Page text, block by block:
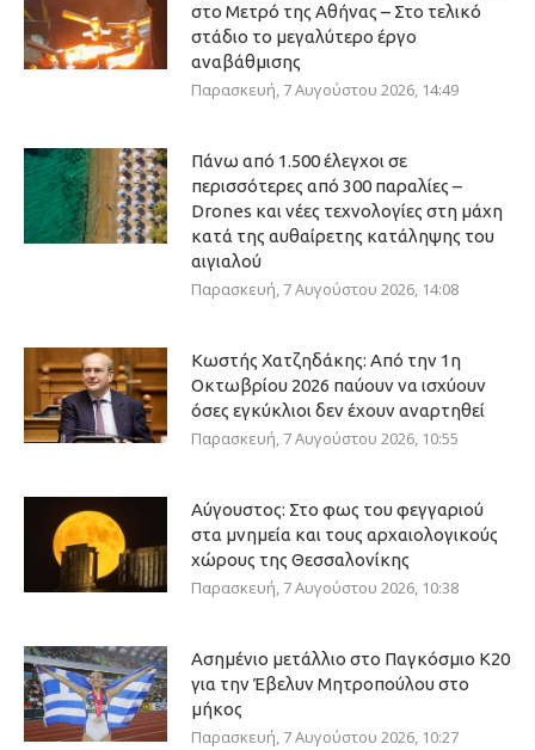
στο Μετρό της Αθήνας – Στο τελικό
στάδιο το μεγαλύτερο έργο
αναβάθμισης
Παρασκευή, 7 Αυγούστου 2026, 14:49
Πάνω από 1.500 έλεγχοι σε
περισσότερες από 300 παραλίες –
Drones και νέες τεχνολογίες στη μάχη
κατά της αυθαίρετης κατάληψης του
αιγιαλού
Παρασκευή, 7 Αυγούστου 2026, 14:08
Κωστής Χατζηδάκης: Από την 1η
Οκτωβρίου 2026 παύουν να ισχύουν
όσες εγκύκλιοι δεν έχουν αναρτηθεί
Παρασκευή, 7 Αυγούστου 2026, 10:55
Αύγουστος: Στο φως του φεγγαριού
στα μνημεία και τους αρχαιολογικούς
χώρους της Θεσσαλονίκης
Παρασκευή, 7 Αυγούστου 2026, 10:38
Ασημένιο μετάλλιο στο Παγκόσμιο Κ20
για την Έβελυν Μητροπούλου στο
μήκος
Παρασκευή, 7 Αυγούστου 2026, 10:27